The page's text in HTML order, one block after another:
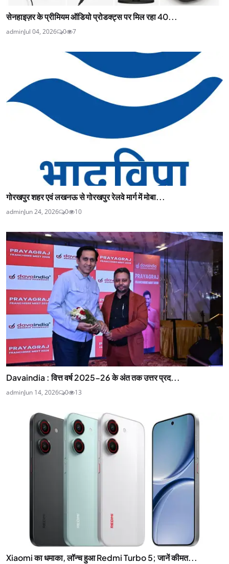
सेनहाइज़र के प्रीमियम ऑडियो प्रोडक्ट्स पर मिल रहा 40...
adminJul 04, 2026 0 7
गोरखपुर शहर एवं लखनऊ से गोरखपुर रेलवे मार्ग में मोबा...
adminJun 24, 2026 0 10
Davaindia : वित्त वर्ष 2025-26 के अंत तक उत्तर प्रद...
adminJun 14, 2026 0 13
Xiaomi का धमाका, लॉन्च हुआ Redmi Turbo 5; जानें कीमत...